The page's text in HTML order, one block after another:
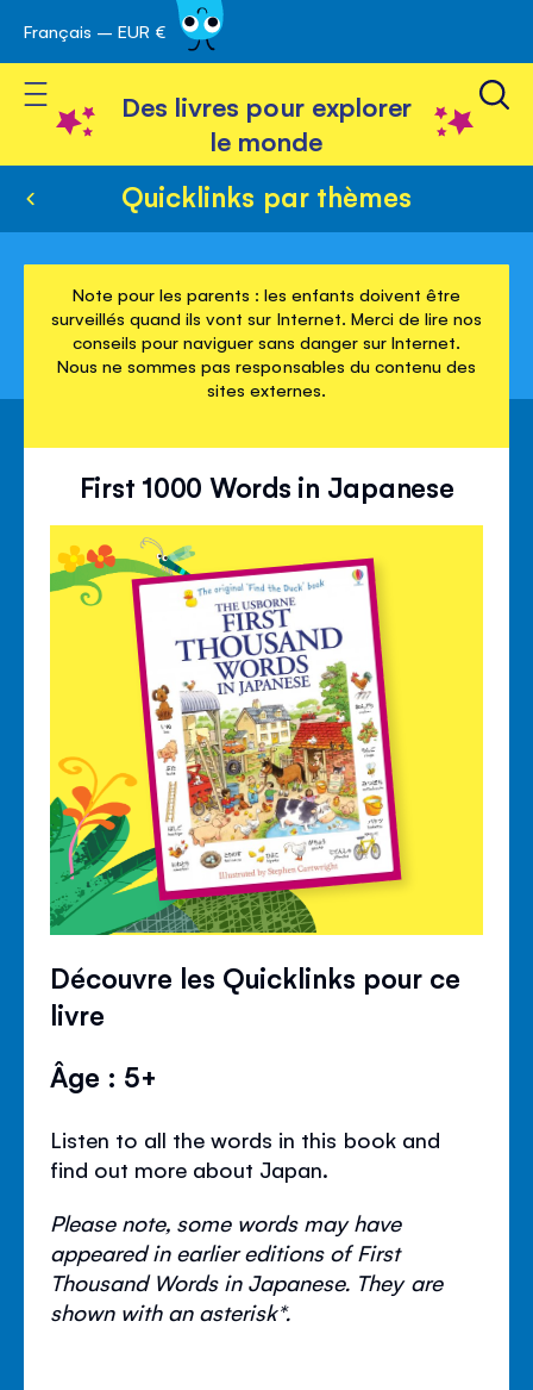
Skip
to
Content
Français – EUR €
Toggle Nav
Des livres pour explorer
le monde
Quicklinks par thèmes
Note pour les parents : les enfants doivent être
surveillés quand ils vont sur Internet. Merci de lire nos
conseils pour naviguer sans danger sur Internet.
Nous ne sommes pas responsables du contenu des
sites externes.
First 1000 Words in Japanese
Découvre les Quicklinks pour ce
livre
Âge : 5+
Listen to all the words in this book and
find out more about Japan.
Please note, some words may have
appeared in earlier editions of First
Thousand Words in Japanese. They are
shown with an asterisk*.